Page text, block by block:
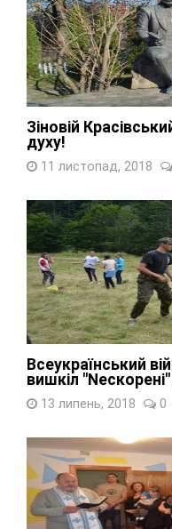
Зіновій
духу!
11 листопад, 2018
Всеукраїнський
вишкіл
13 липень, 2018 0